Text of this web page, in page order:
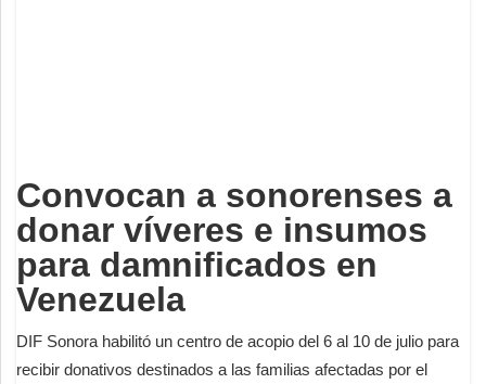
Convocan a sonorenses a
donar víveres e insumos
para damnificados en
Venezuela
DIF Sonora habilitó un centro de acopio del 6 al 10 de julio para
recibir donativos destinados a las familias afectadas por el